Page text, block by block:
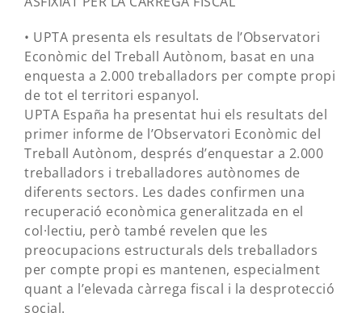
• UPTA presenta els resultats de l’Observatori
Econòmic del Treball Autònom, basat en una
enquesta a 2.000 treballadors per compte propi
de tot el territori espanyol.
UPTA España ha presentat hui els resultats del
primer informe de l’Observatori Econòmic del
Treball Autònom, després d’enquestar a 2.000
treballadors i treballadores autònomes de
diferents sectors. Les dades confirmen una
recuperació econòmica generalitzada en el
col·lectiu, però també revelen que les
preocupacions estructurals dels treballadors
per compte propi es mantenen, especialment
quant a l’elevada càrrega fiscal i la desprotecció
social.